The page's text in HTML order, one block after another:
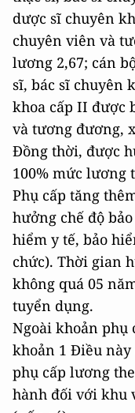
dược sĩ chuyên
chuyên viên và
lương 2,67; cán
sĩ, bác sĩ chuyên
khoa cấp II được
và tương đương,
Đồng thời, được
100% mức lương
Phụ cấp tăng
hưởng chế độ
hiểm y tế, bảo
chức). Thời gian
không quá 05
tuyển dụng.
Ngoài khoản phụ
khoản 1 Điều
phụ cấp lương
hành đối với khu